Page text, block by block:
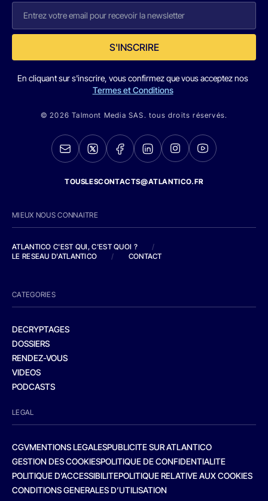
S'INSCRIRE
En cliquant sur s'inscrire, vous confirmez que vous acceptez nos
Termes et Conditions
© 2026 Talmont Media SAS. tous droits réservés.
TOUSLESCONTACTS@ATLANTICO.FR
MIEUX NOUS CONNAITRE
ATLANTICO C'EST QUI, C'EST QUOI ?
/
LE RESEAU D'ATLANTICO
/ CONTACT
CATEGORIES
DECRYPTAGES
DOSSIERS
RENDEZ-VOUS
VIDEOS
PODCASTS
LEGAL
CGVMENTIONS LEGALESPUBLICITE SUR ATLANTICO
GESTION DES COOKIESPOLITIQUE DE CONFIDENTIALITE
POLITIQUE D’ACCESSIBILITEPOLITIQUE RELATIVE AUX COOKIES
CONDITIONS GENERALES D’UTILISATION